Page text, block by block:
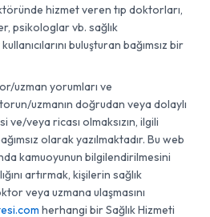
hizmet veren tıp doktorları,
psikologlar vb. sağlık
buluşturan bağımsız bir
uzman yorumları ve
uzmanın doğrudan veya dolaylı
veya ricası olmaksızın, ilgili
olarak yazılmaktadır. Bu web
kamuoyunun bilgilendirilmesini
artırmak, kişilerin sağlık
veya uzmana ulaşmasını
herhangi bir Sağlık Hizmeti